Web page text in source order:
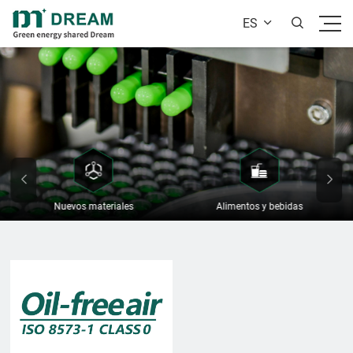
ES  
Nuevos materiales Alimentos y bebidas